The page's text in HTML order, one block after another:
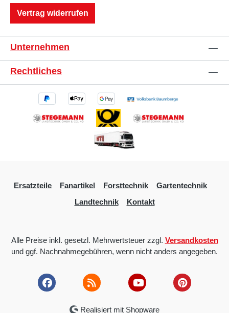
Vertrag widerrufen
Unternehmen
Rechtliches
Ersatzteile Fanartikel Forsttechnik
Gartentechnik
Landtechnik
Kontakt
Alle Preise inkl. gesetzl. Mehrwertsteuer zzgl. Versandkosten
und ggf. Nachnahmegebühren, wenn nicht anders angegeben.
Realisiert mit Shopware